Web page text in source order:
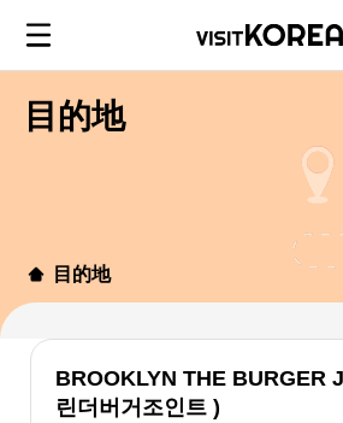
目的地
目的地
BROOKLYN THE BURGER
린더버거조인트 )